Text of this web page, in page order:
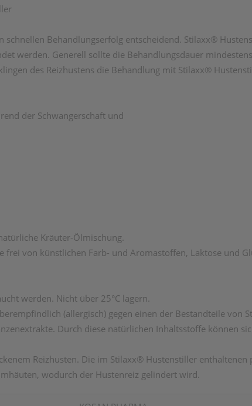
Behandlungserfolg entscheidend. Stilaxx®
werden. Generell sollte die Behandlungsdauer
des Reizhustens die Behandlung mit Stilaxx®
der Schwangerschaft und
Kräuter-Ölmischung.
von künstlichen Farb- und Aromastoffen, Laktose und
werden. Nicht über 25°C lagern.
(allergisch) gegen einen der Bestandteile von
Durch diese natürlichen Inhaltsstoffe können
Reizhusten. Die im Stilaxx® Hustenstiller enthaltenen
wodurch der Hustenreiz gelindert wird.